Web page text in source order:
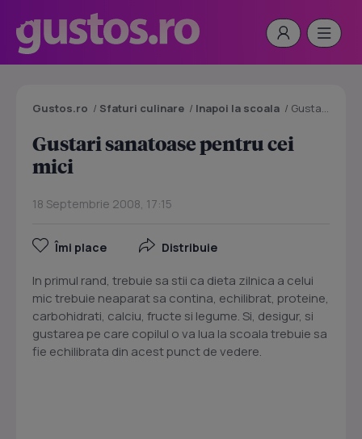
Gustos.ro / Sfaturi culinare / Inapoi la scoala / Gustari sanatoase pentru cei mici
Gustari sanatoase pentru cei
mici
18 Septembrie 2008, 17:15
Îmi place Distribuie
In primul rand, trebuie sa stii ca dieta zilnica a celui
mic trebuie neaparat sa contina, echilibrat, proteine,
carbohidrati, calciu, fructe si legume. Si, desigur, si
gustarea pe care copilul o va lua la scoala trebuie sa
fie echilibrata din acest punct de vedere.